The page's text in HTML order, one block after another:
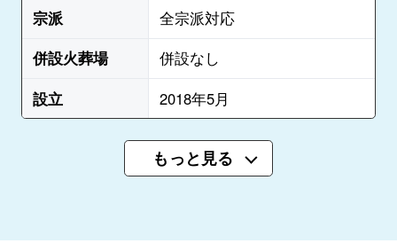
宗派
全宗派対応
併設火葬場
併設なし
設立
2018年5月
もっと見る